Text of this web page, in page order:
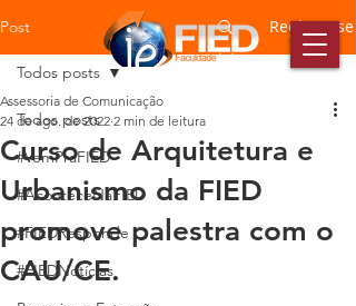
Post Registre-se
Todos posts
#VemPraFIED
#AconteceNaFIED
#FIEDResponde
#FIEDNotícias
Todos posts
Curso de Arquitetura e
Urbanismo da FIED
promove palestra com o
CAU/CE.
Assessoria de Comunicação
24 de ago. de 2022 2 min de leitura